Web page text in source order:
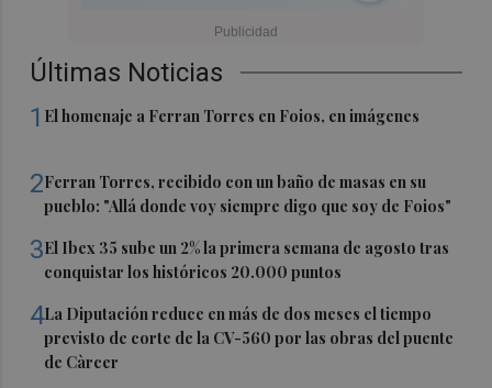
Últimas Noticias
1 El homenaje a Ferran Torres en Foios, en imágenes
2Ferran Torres, recibido con un baño de masas en su
pueblo: "Allá donde voy siempre digo que soy de Foios"
3El Ibex 35 sube un 2% la primera semana de agosto tras
conquistar los históricos 20.000 puntos
4La Diputación reduce en más de dos meses el tiempo
previsto de corte de la CV-560 por las obras del puente
de Càrcer